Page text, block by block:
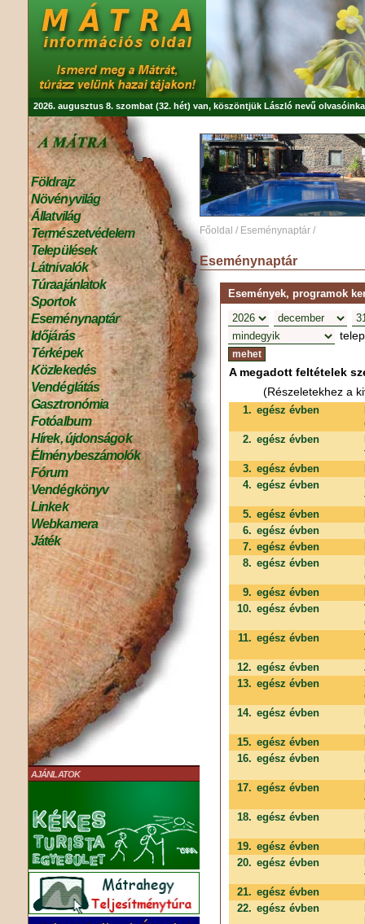
2026. augusztus 8. szombat (32. hét) van, köszöntjük László nevű
Földrajz
Növényvilág
Állatvilág
Természetvédelem
Települések
Látnivalók
Túraajánlatok
Sportok
Eseménynaptár
Időjárás
Térképek
Közlekedés
Vendéglátás
Gasztronómia
Fotóalbum
Hírek, újdonságok
Élménybeszámolók
Fórum
Vendégkönyv
Linkek
Webkamera
Játék
AJÁNLATOK
Főoldal / Eseménynaptár /
Eseménynaptár
Események, programok
A megadott feltételek
(Részeletekhez a
1. egész évben
2. egész évben
3. egész évben
4. egész évben
5. egész évben
6. egész évben
7. egész évben
8. egész évben
9. egész évben
10. egész évben
11. egész évben
12. egész évben
13. egész évben
14. egész évben
15. egész évben
16. egész évben
17. egész évben
18. egész évben
19. egész évben
20. egész évben
21. egész évben
22. egész évben